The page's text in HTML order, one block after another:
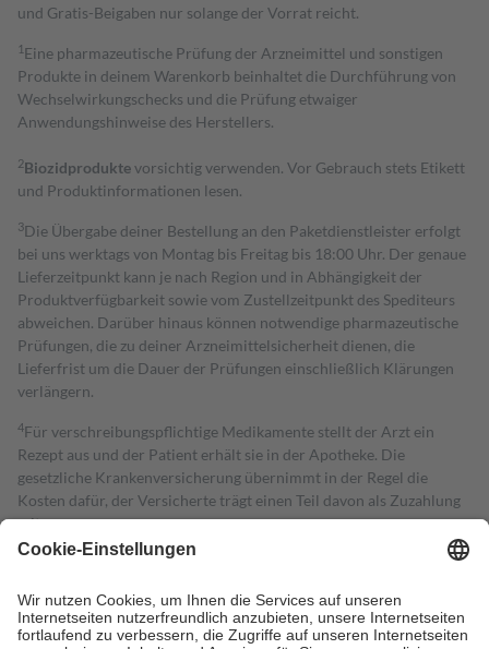
und Gratis-Beigaben nur solange der Vorrat reicht.
1 Eine pharmazeutische Prüfung der Arzneimittel und sonstigen
Produkte in deinem Warenkorb beinhaltet die Durchführung von
Wechselwirkungschecks und die Prüfung etwaiger
Anwendungshinweise des Herstellers.
2Biozidproduktevorsichtig verwenden. Vor Gebrauch stets Etikett
und Produktinformationen lesen.
3Die Übergabe deiner Bestellung an den Paketdienstleister erfolgt
bei uns werktags von Montag bis Freitag bis 18:00 Uhr. Der genaue
Lieferzeitpunkt kann je nach Region und in Abhängigkeit der
Produktverfügbarkeit sowie vom Zustellzeitpunkt des Spediteurs
abweichen. Darüber hinaus können notwendige pharmazeutische
Prüfungen, die zu deiner Arzneimittelsicherheit dienen, die
Lieferfrist um die Dauer der Prüfungen einschließlich Klärungen
verlängern.
4Für verschreibungspflichtige Medikamente stellt der Arzt ein
Rezept aus und der Patient erhält sie in der Apotheke. Die
gesetzliche Krankenversicherung übernimmt in der Regel die
Kosten dafür, der Versicherte trägt einen Teil davon als Zuzahlung
mit.
Grundsätzlich leisten Mitglieder Zuzahlungen in Höhe von zehn
höchstens zehn Euro.
Es sind jedoch nie mehr als die tatsächlichen
Kosten der Leistung zu entrichten.
Diese Regeln gelten grundsätzlich auch für Online-Apotheken.